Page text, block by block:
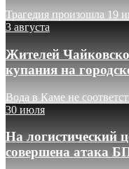
Трагедия произошла 19
3 августа
Жителей
купания на
Вода в Каме не
30 июля
На логистический
совершена атака